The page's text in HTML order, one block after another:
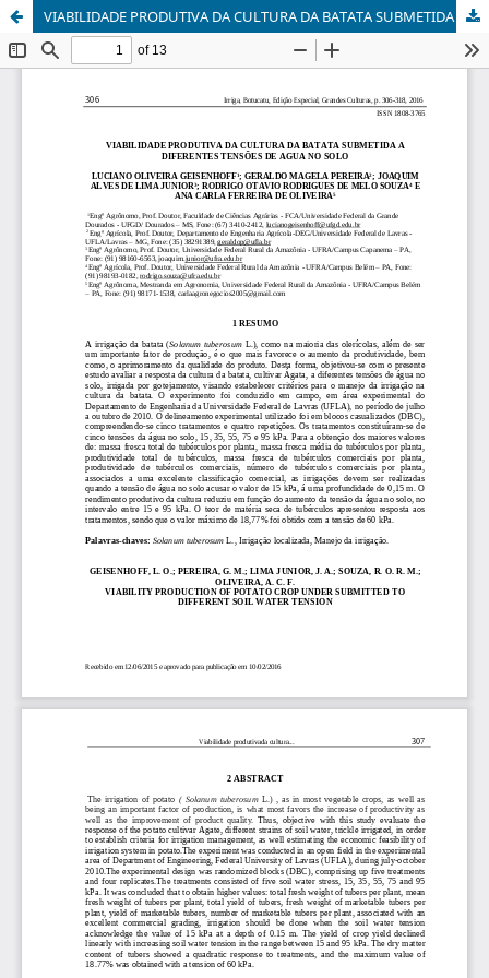
VIABILIDADE PRODUTIVA DA CULTURA DA BATATA SUBMETIDA A DIFERENTES TENSÕES DE AGUA NO SOLO